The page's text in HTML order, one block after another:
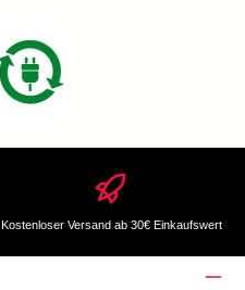
Kostenloser Versand ab 30€ Einkaufswert